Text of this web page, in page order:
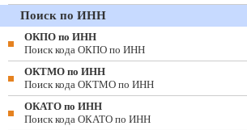
Поиск по ИНН
ОКПО по ИНН
Поиск кода ОКПО по ИНН
ОКТМО по ИНН
Поиск кода ОКТМО по ИНН
ОКАТО по ИНН
Поиск кода ОКАТО по ИНН